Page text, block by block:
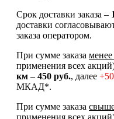
Срок доставки заказа –
доставки
заказа оператором.
При сумме заказа
применения всех
км – 450 руб., далее
МКАД*.
При сумме заказа
применения всех